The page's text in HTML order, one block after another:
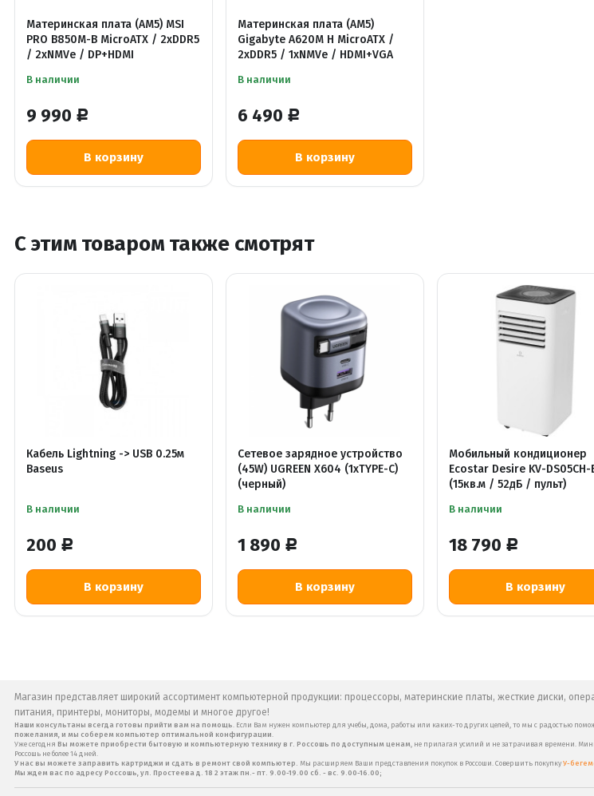
Материнская плата (AM5) MSI
PRO B850M-B MicroATX / 2xDDR5
/ 2xNMVe / DP+HDMI
В наличии
9 990 Р
В корзину
Материнская плата (AM5)
Gigabyte A620M H MicroATX /
2xDDR5 / 1xNMVe / HDMI+VGA
В наличии
6 490 Р
В корзину
С этим товаром также смотрят
Кабель Lightning -> USB 0.25м
Baseus
В наличии
200 Р
В корзину
Сетевое зарядное устройство
(45W) UGREEN X604 (1xTYPE-C)
(черный)
В наличии
1 890 Р
В корзину
Мобильный кондиционер
Ecostar Desire KV-DS05CH-
(15кв.м / 52дБ / пульт)
В наличии
18 790 Р
В корзину
Магазин представляет широкий ассортимент компьютерной продукции: процессоры, материнские платы, жесткие диски,
питания, принтеры, мониторы, модемы и многое другое!
Наши консультаны всегда готовы прийти вам на помощь. Если Вам нужен компьютер для учебы, дома, работы или каких-то других целей, то мы с радостью
пожелания, и мы соберем компьютер оптимальной конфигурации.
Уже сегодня Вы можете приобрести бытовую и компьютерную технику в г. Россошь по доступным ценам, не прилагая усилий и не затрачивая времени.
Россошь не более 14 дней.
У нас вы можете заправить картриджи и сдать в ремонт свой компьютер. Мы расширяем Ваши представления покупок в Россоши. Совершить покупку У-
Мы ждем вас по адресу Россошь, ул. Простеева д. 18 2 этаж пн.- пт. 9.00-19.00 сб. - вс. 9.00-16.00;